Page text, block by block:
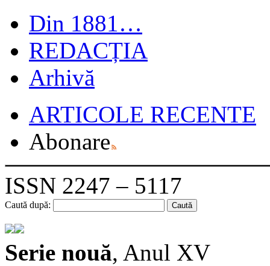
Din 1881…
REDACȚIA
Arhivă
ARTICOLE RECENTE
Abonare
ISSN 2247 – 5117
Caută după:
Serie nouă, Anul XV